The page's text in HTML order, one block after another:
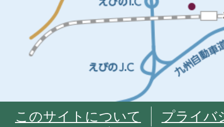
このサイトについて
プライバ